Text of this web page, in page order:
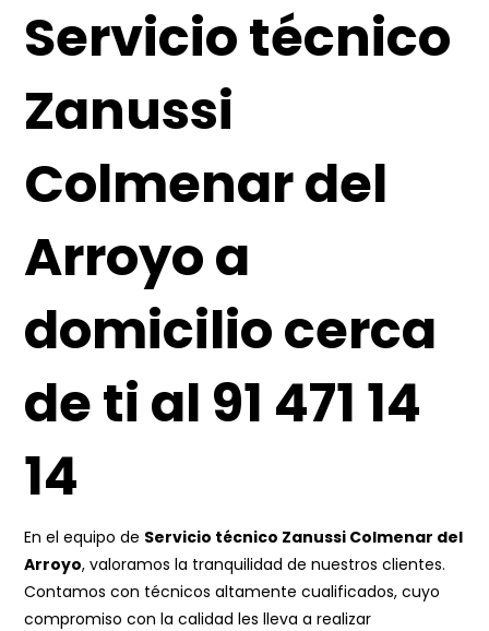
Servicio técnico
Zanussi
Colmenar del
Arroyo a
domicilio cerca
de ti al 91 471 14
14
En el equipo de Servicio técnico Zanussi Colmenar del
Arroyo, valoramos la tranquilidad de nuestros clientes.
Contamos con técnicos altamente cualificados, cuyo
compromiso con la calidad les lleva a realizar